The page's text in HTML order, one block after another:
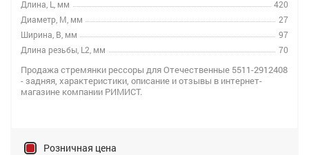
Длина, L, мм
420
Диаметр, M, мм
27
Ширина, B, мм
97
Длина резьбы, L2, мм
70
Продажа стремянки рессоры для Отечественные 5511-2912408
- задняя, характеристики, описание и отзывы в интернет-
магазине компании РИМИСТ.
Розничная цена